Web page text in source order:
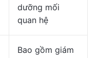
dưỡng mối
quan hệ
Bao gồm giám